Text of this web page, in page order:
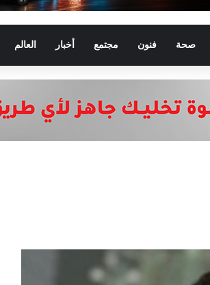
صحة فنون مجتمع أخبار العالم